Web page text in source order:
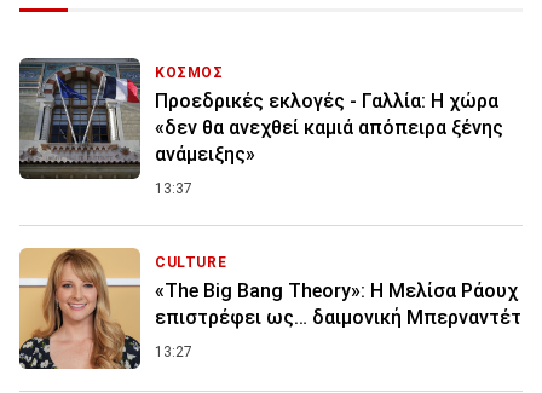
ΚΟΣΜΟΣ
Προεδρικές εκλογές - Γαλλία: Η χώρα
«δεν θα ανεχθεί καμιά απόπειρα ξένης
ανάμειξης»
13:37
CULTURE
«The Big Bang Theory»: Η Μελίσα Ράουχ
επιστρέφει ως… δαιμονική Μπερναντέτ
13:27